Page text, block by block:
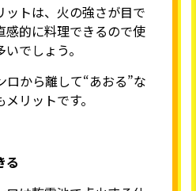
ットは、火の強さが目で
感的に料理できるので使
でしょう。
ロから離して“あおる”な
リットです。
る